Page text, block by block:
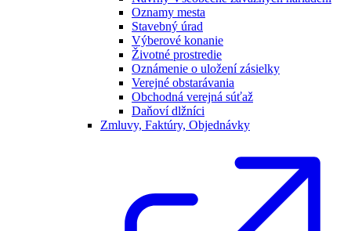
Oznamy mesta
Stavebný úrad
Výberové konanie
Životné prostredie
Oznámenie o uložení zásielky
Verejné obstarávania
Obchodná verejná súťaž
Daňoví dlžníci
Zmluvy, Faktúry, Objednávky